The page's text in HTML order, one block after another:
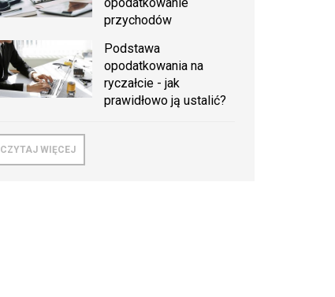
opodatkowanie
przychodów
Podstawa
opodatkowania na
ryczałcie - jak
prawidłowo ją ustalić?
CZYTAJ WIĘCEJ